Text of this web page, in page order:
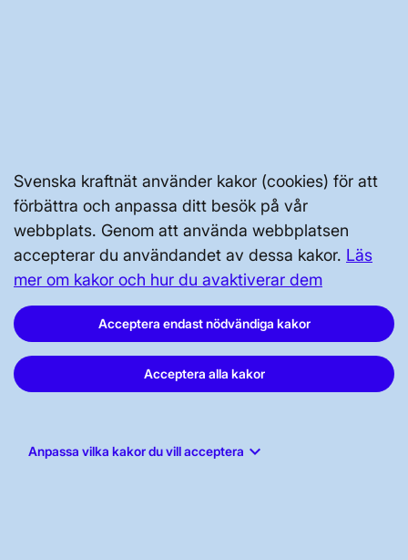
Svenska kraftnät använder kakor (cookies) för att
förbättra och anpassa ditt besök på vår
webbplats. Genom att använda webbplatsen
accepterar du användandet av dessa kakor. Läs
mer om kakor och hur du avaktiverar dem
Acceptera endast nödvändiga kakor
Acceptera alla kakor
Anpassa vilka kakor du vill acceptera keyboard_arrow_down
Svenska kraftnät, Box 1200, 172 24
Sundbyberg
Tel: 010-475 80 00